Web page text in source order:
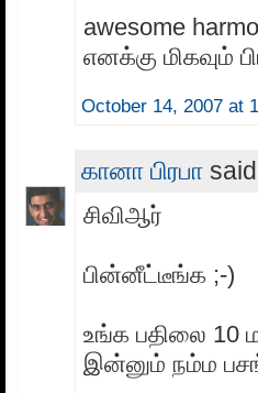
awesome
எனக்கு மிகவும்
October 14, 2007 at
கானா பிரபா
சிவிஆர்
பின்னீட்டீங்க ;-)
உங்க பதிலை 10
இன்னும் நம்ம